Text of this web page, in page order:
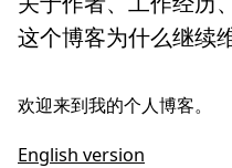
这个博客为什么继续
欢迎来到我的个人博客。
English version